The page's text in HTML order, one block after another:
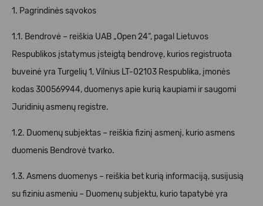
1. Pagrindinės sąvokos
1.1. Bendrovė – reiškia UAB „Open 24“, pagal Lietuvos
Respublikos įstatymus įsteigtą bendrovę, kurios registruota
buveinė yra Turgelių 1, Vilnius LT-02103 Respublika, įmonės
kodas 300569944, duomenys apie kurią kaupiami ir saugomi
Juridinių asmenų registre.
1.2. Duomenų subjektas – reiškia fizinį asmenį, kurio asmens
duomenis Bendrovė tvarko.
1.3. Asmens duomenys – reiškia bet kurią informaciją, susijusią
su fiziniu asmeniu – Duomenų subjektu, kurio tapatybė yra